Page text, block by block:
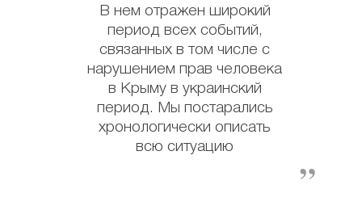
В нем отражен широкий
период всех событий,
связанных в том числе с
нарушением прав человека
в Крыму в украинский
период. Мы постарались
хронологически описать
всю ситуацию